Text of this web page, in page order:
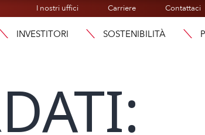
I nostri uffici Carriere Contattaci
INVESTITORI SOSTENIBILITÀ